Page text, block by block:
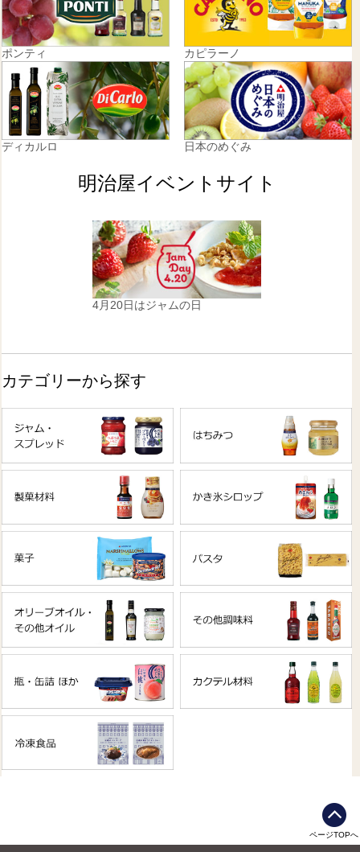
ポンティ カピラーノ
ディカルロ 日本のめぐみ
明治屋イベントサイト
4月20日はジャムの日
カテゴリーから探す
ページTOPへ